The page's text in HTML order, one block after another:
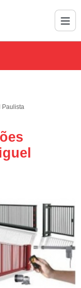
Paulista